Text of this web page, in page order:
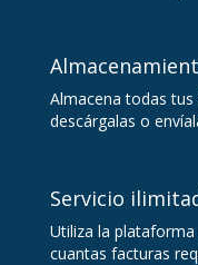
Almacena todas
descárgalas o
Servicio
Utiliza la
cuantas facturas